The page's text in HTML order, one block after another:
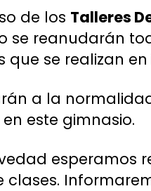
de los Talleres
se reanudarán
que se realizan
a la
este gimnasio.
esperamos
clases.